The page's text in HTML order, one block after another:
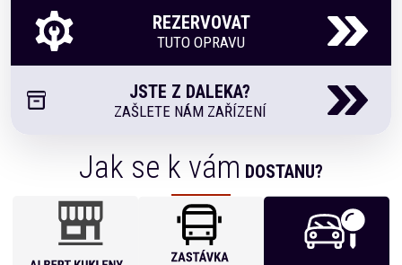
REZERVOVAT
TUTO OPRAVU
JSTE Z DALEKA?
ZAŠLETE NÁM ZAŘÍZENÍ
Jak se k vám DOSTANU?